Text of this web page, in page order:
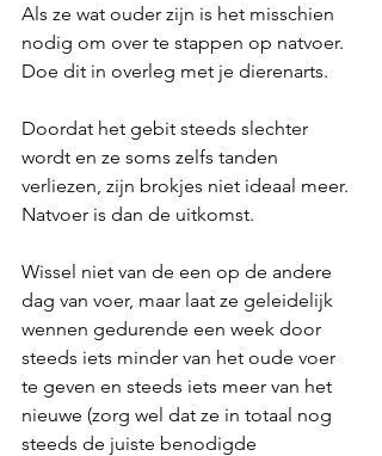
Als ze wat ouder zijn is het misschien
nodig om over te stappen op natvoer.
Doe dit in overleg met je dierenarts.
Doordat het gebit steeds slechter
wordt en ze soms zelfs tanden
verliezen, zijn brokjes niet ideaal meer.
Natvoer is dan de uitkomst.
Wissel niet van de een op de andere
dag van voer, maar laat ze geleidelijk
wennen gedurende een week door
steeds iets minder van het oude voer
te geven en steeds iets meer van het
nieuwe (zorg wel dat ze in totaal nog
steeds de juiste benodigde